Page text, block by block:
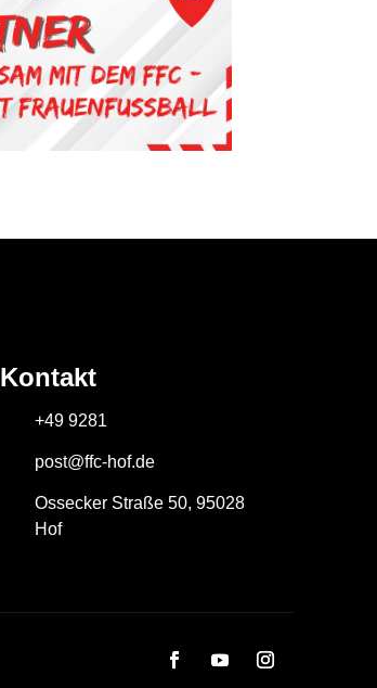
Kontakt
+49 9281
post@ffc-hof.de
Ossecker Straße 50, 95028
Hof